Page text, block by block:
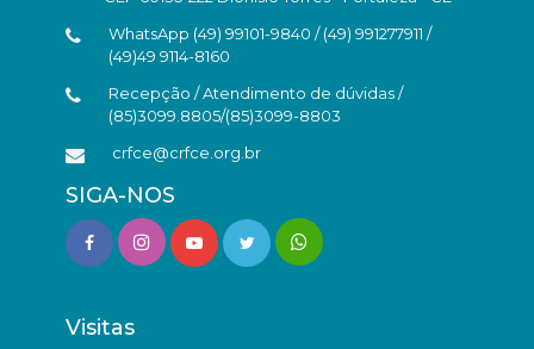
WhatsApp (49) 99101-9840 / (49) 991277911 /
(49)49 9114-8160
Recepção / Atendimento de dúvidas /
(85)3099.8805/(85)3099-8803
crfce@crfce.org.br
SIGA-NOS
Visitas